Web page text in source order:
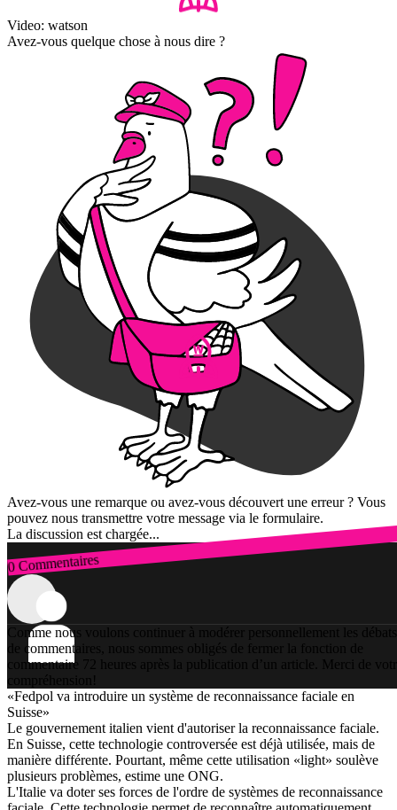
Video: watson
Avez-vous quelque chose à nous dire ?
Avez-vous une remarque ou avez-vous découvert une erreur ? Vous
pouvez nous transmettre votre message via le formulaire.
La discussion est chargée...
0 Commentaires
Connexion
Comme nous voulons continuer à modérer personnellement les débats
de commentaires, nous sommes obligés de fermer la fonction de
commentaire 72 heures après la publication d’un article. Merci de
compréhension!
«Fedpol va introduire un système de reconnaissance faciale en
Suisse»
Le gouvernement italien vient d'autoriser la reconnaissance faciale.
En Suisse, cette technologie controversée est déjà utilisée, mais de
manière différente. Pourtant, même cette utilisation «light» soulève
plusieurs problèmes, estime une ONG.
L'Italie va doter ses forces de l'ordre de systèmes de reconnaissance